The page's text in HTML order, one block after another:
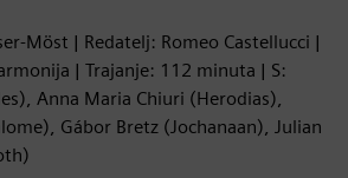
Möst | Redatelj: Romeo Castellucci |
| Trajanje: 112 minuta | S:
Anna Maria Chiuri (Herodias),
Gábor Bretz (Jochanaan), Julian